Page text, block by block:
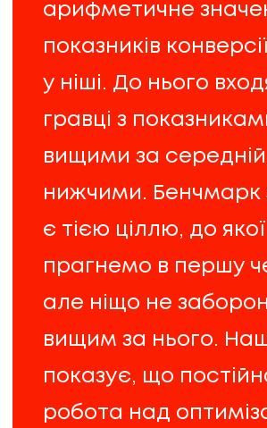
арифметичне
показників
у ніші. До нього
гравці з
вищими за середній,
нижчими. Бенчмарк
є тією ціллю, до
прагнемо в першу
але ніщо не
вищим за нього.
показує, що
робота над